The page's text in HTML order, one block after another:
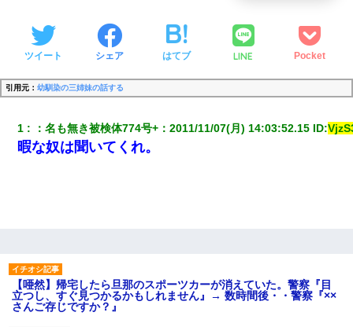
ツイート シェア はてブ LINE Pocket
引用元： 幼馴染の三姉妹の話する
1 ：名も無き被検体774号+ ：2011/11/07(月) 14:03:52.15 ID:
暇な奴は聞いてくれ。
【唖然】帰宅したら旦那のスポーツカーが消えていた。警察『目
立つし、すぐ見つかるかもしれません』→ 数時間後・・警察『××
さんご存じですか？』